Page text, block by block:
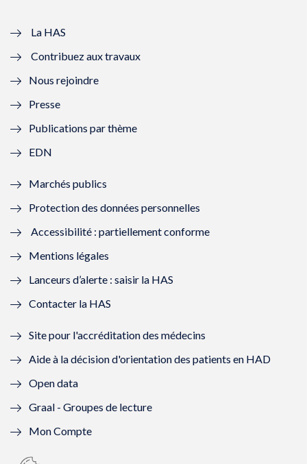
l
l
f
n
ê
t
r
e
)
e
e
n
ê
r
)
ê
t
e
ê
)
La HAS
Contribuez aux travaux
Nous rejoindre
Presse
Publications par thème
EDN
Marchés publics
Protection des données personnelles
Accessibilité : partiellement conforme
Mentions légales
Lanceurs d’alerte : saisir la HAS
Contacter la HAS
Site pour l'accréditation des médecins
Aide à la décision d'orientation des patients en HAD
Open data
Graal - Groupes de lecture
Mon Compte